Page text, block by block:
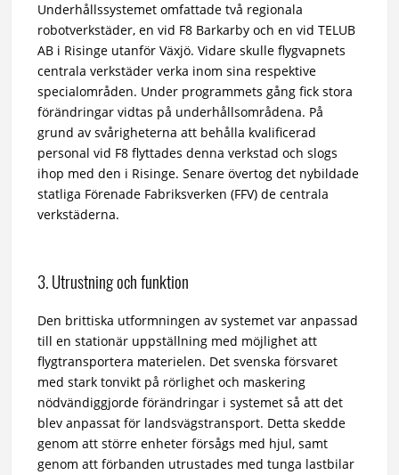
Underhållssystemet omfattade två regionala
robotverkstäder, en vid F8 Barkarby och en vid TELUB
AB i Risinge utanför Växjö. Vidare skulle flygvapnets
centrala verkstäder verka inom sina respektive
specialområden. Under programmets gång fick stora
förändringar vidtas på underhållsområdena. På
grund av svårigheterna att behålla kvalificerad
personal vid F8 flyttades denna verkstad och slogs
ihop med den i Risinge. Senare övertog det nybildade
statliga Förenade Fabriksverken (FFV) de centrala
verkstäderna.
3. Utrustning och funktion
Den brittiska utformningen av systemet var anpassad
till en stationär uppställning med möjlighet att
flygtransportera materielen. Det svenska försvaret
med stark tonvikt på rörlighet och maskering
nödvändiggjorde förändringar i systemet så att det
blev anpassat för landsvägstransport. Detta skedde
genom att större enheter försågs med hjul, samt
genom att förbanden utrustades med tunga lastbilar